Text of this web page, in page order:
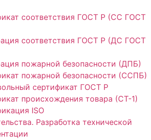
соответствия ГОСТ Р (СС ГОСТ
соответствия ГОСТ Р (ДС ГОСТ
пожарной безопасности (ДПБ)
пожарной безопасности (ССПБ)
сертификат ГОСТ Р
происхождения товара (СТ-1)
ISO
Разработка технической